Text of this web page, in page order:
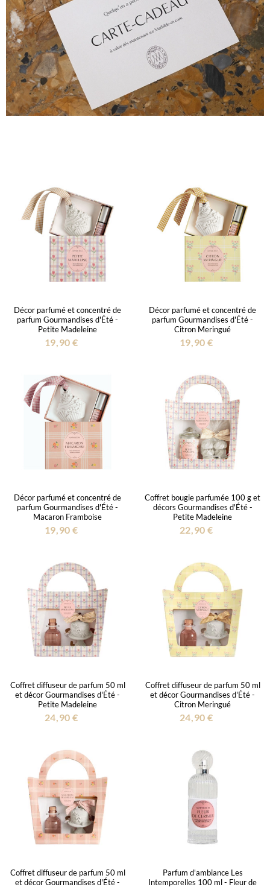
Décor parfumé et concentré de
parfum Gourmandises d'Été -
Petite Madeleine
19,90 €
Décor parfumé et concentré de
parfum Gourmandises d'Été -
Citron Meringué
19,90 €
Décor parfumé et concentré de
parfum Gourmandises d'Été -
Macaron Framboise
19,90 €
Coffret bougie parfumée 100 g et
décors Gourmandises d'Été -
Petite Madeleine
22,90 €
Coffret diffuseur de parfum 50 ml
et décor Gourmandises d'Été -
Petite Madeleine
24,90 €
Coffret diffuseur de parfum 50 ml
et décor Gourmandises d'Été -
Citron Meringué
24,90 €
Coffret diffuseur de parfum 50 ml
et décor Gourmandises d'Été -
Parfum d'ambiance Les
Intemporelles 100 ml - Fleur de